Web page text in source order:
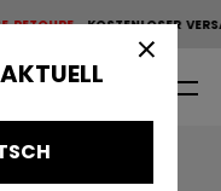
KOSTENLOSER
KOSTENLOSE
0